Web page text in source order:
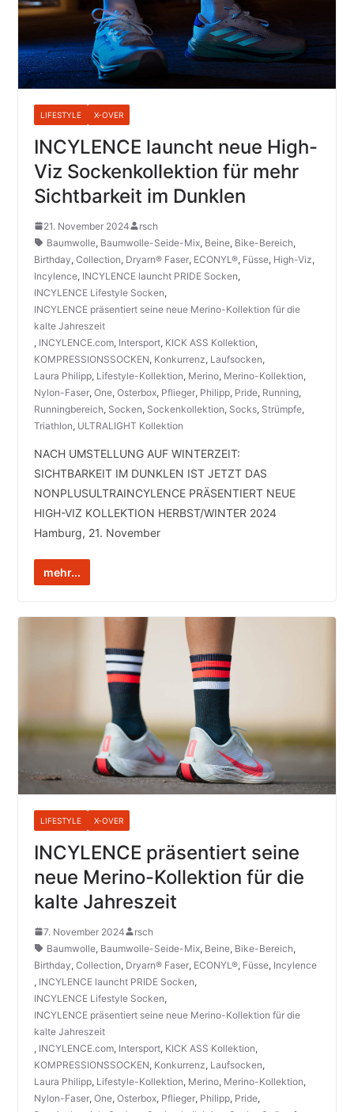
LIFESTYLE X-OVER
INCYLENCE launcht neue High-
Viz Sockenkollektion für mehr
Sichtbarkeit im Dunklen
21. November 2024
rsch
Baumwolle, Baumwolle-Seide-Mix, Beine, Bike-Bereich,
Birthday, Collection, Dryarn® Faser, ECONYL®, Füsse, High-Viz,
Incylence, INCYLENCE launcht PRIDE Socken,
INCYLENCE Lifestyle Socken,
INCYLENCE präsentiert seine neue Merino-Kollektion für die
kalte Jahreszeit
, INCYLENCE.com, Intersport, KICK ASS Kollektion,
KOMPRESSIONSSOCKEN, Konkurrenz, Laufsocken,
Laura Philipp, Lifestyle-Kollektion, Merino, Merino-Kollektion,
Nylon-Faser, One, Osterbox, Pflieger, Philipp, Pride, Running,
Runningbereich, Socken, Sockenkollektion, Socks, Strümpfe,
Triathlon, ULTRALIGHT Kollektion
NACH UMSTELLUNG AUF WINTERZEIT:
SICHTBARKEIT IM DUNKLEN IST JETZT DAS
NONPLUSULTRAINCYLENCE PRÄSENTIERT NEUE
HIGH-VIZ KOLLEKTION HERBST/WINTER 2024
Hamburg, 21. November
mehr...
LIFESTYLE X-OVER
INCYLENCE präsentiert seine
neue Merino-Kollektion für die
kalte Jahreszeit
7. November 2024
rsch
Baumwolle, Baumwolle-Seide-Mix, Beine, Bike-Bereich,
Birthday, Collection, Dryarn® Faser, ECONYL®, Füsse, Incylence
, INCYLENCE launcht PRIDE Socken,
INCYLENCE Lifestyle Socken,
INCYLENCE präsentiert seine neue Merino-Kollektion für die
kalte Jahreszeit
, INCYLENCE.com, Intersport, KICK ASS Kollektion,
KOMPRESSIONSSOCKEN, Konkurrenz, Laufsocken,
Laura Philipp, Lifestyle-Kollektion, Merino, Merino-Kollektion,
Nylon-Faser, One, Osterbox, Pflieger, Philipp, Pride,